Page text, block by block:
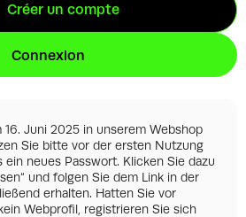
Créer un compte
Connexion
16. Juni 2025 in unserem Webshop
Sie bitte vor der ersten Nutzung
ein neues Passwort. Klicken Sie dazu
und folgen Sie dem Link in der
erhalten. Hatten Sie vor
Webprofil, registrieren Sie sich